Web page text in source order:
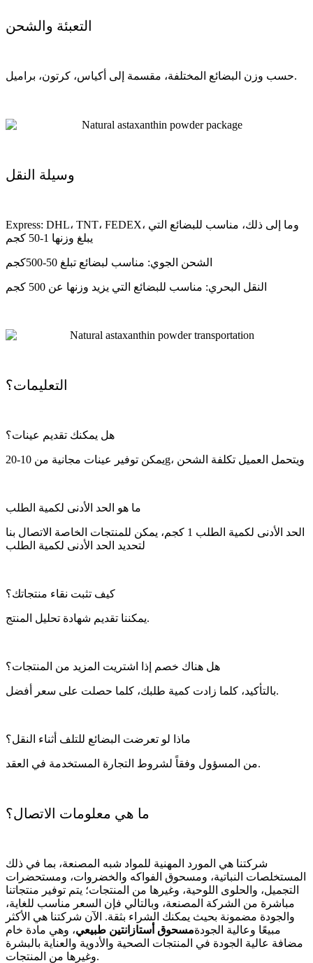
التعبئة والشحن
حسب وزن البضائع المختلفة، مقسمة إلى أكياس، كرتون، براميل.
وسيلة النقل
Express: DHL، TNT، FEDEX، وما إلى ذلك، مناسب للبضائع التي
يبلغ وزنها 1-50 كجم
الشحن الجوي: مناسب لبضائع تبلغ 50-500كجم
النقل البحري: مناسب للبضائع التي يزيد وزنها عن 500 كجم
التعليمات؟
هل يمكنك تقديم عينات؟
يمكن توفير عينات مجانية من 10-20g، ويتحمل العميل تكلفة الشحن
ما هو الحد الأدنى لكمية الطلب
الحد الأدنى لكمية الطلب 1 كجم، يمكن للمنتجات الخاصة الاتصال بنا
لتحديد الحد الأدنى لكمية الطلب
كيف تثبت نقاء منتجاتك؟
يمكننا تقديم شهادة تحليل المنتج.
هل هناك خصم إذا اشتريت المزيد من المنتجات؟
بالتأكيد، كلما زادت كمية طلبك، كلما حصلت على سعر أفضل.
ماذا لو تعرضت البضائع للتلف أثناء النقل؟
من المسؤول وفقاً لشروط التجارة المستخدمة في العقد.
ما هي معلومات الاتصال؟
شركتنا هي المورد المهنية للمواد شبه المصنعة، بما في ذلك
المستخلصات النباتية، ومسحوق الفواكه والخضروات، ومستحضرات
التجميل، والحلوى اللوحية، وغيرها من المنتجات؛ يتم توفير منتجاتنا
مباشرة من الشركة المصنعة، وبالتالي فإن السعر مناسب للغاية،
والجودة مضمونة بحيث يمكنك الشراء بثقة. الآن شركتنا هي الأكثر
مبيعًا وعالية الجودةمسحوق أستازانتين طبيعي، وهي مادة خام
مضافة عالية الجودة في المنتجات الصحية والأدوية والعناية بالبشرة
وغيرها من المنتجات.